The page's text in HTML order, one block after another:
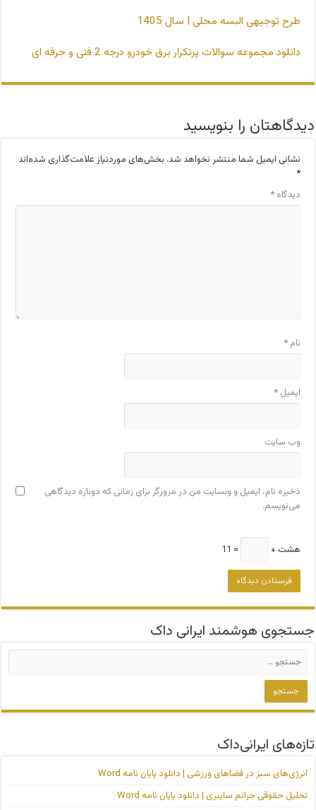
طرح توجیهی البسه محلی | سال 1405
دانلود مجموعه سوالات پرتکرار برق خودرو درجه 2 فنی و حرفه ای
دیدگاهتان را بنویسید
نشانی ایمیل شما منتشر نخواهد شد. بخش‌های موردنیاز علامت‌گذاری شده‌اند
*
دیدگاه*
نام*
ایمیل*
وب‌ سایت
ذخیره نام، ایمیل و وبسایت من در مرورگر برای زمانی که دوباره دیدگاهی
می‌نویسم.
هشت + = 11
جستجوی هوشمند ایرانی داک
تازه‌های ایرانی‌داک
انرژی‌های سبز در فضاهای ورزشی | دانلود پایان نامه Word
تحلیل حقوقی جرائم سایبری | دانلود پایان نامه Word